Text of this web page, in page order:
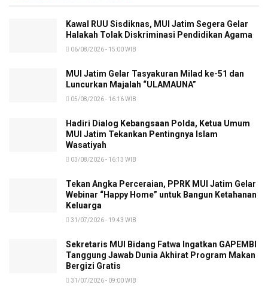
Kawal RUU Sisdiknas, MUI Jatim Segera Gelar
Halakah Tolak Diskriminasi Pendidikan Agama
06/08/2026 - 15:00 WIB
MUI Jatim Gelar Tasyakuran Milad ke-51 dan
Luncurkan Majalah “ULAMAUNA”
05/08/2026 - 16:16 WIB
Hadiri Dialog Kebangsaan Polda, Ketua Umum
MUI Jatim Tekankan Pentingnya Islam
Wasatiyah
03/08/2026 - 16:13 WIB
Tekan Angka Perceraian, PPRK MUI Jatim Gelar
Webinar “Happy Home” untuk Bangun Ketahanan
Keluarga
31/07/2026 - 19:43 WIB
Sekretaris MUI Bidang Fatwa Ingatkan GAPEMBI
Tanggung Jawab Dunia Akhirat Program Makan
Bergizi Gratis
31/07/2026 - 09:00 WIB